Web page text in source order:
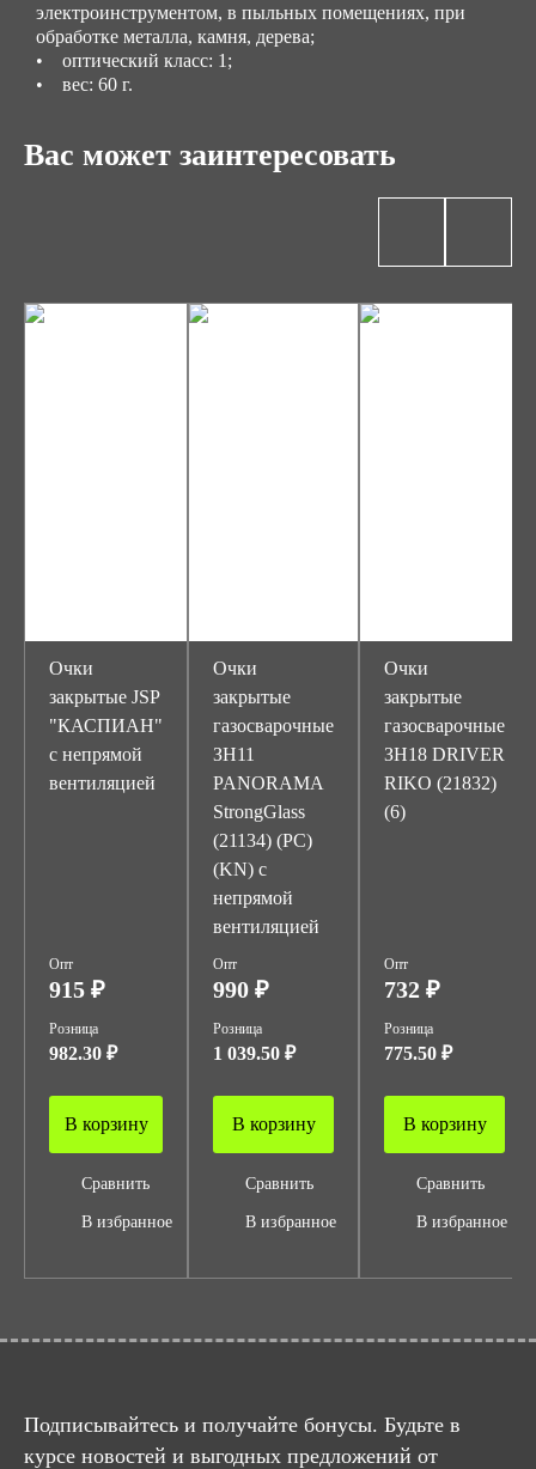
электроинструментом, в пыльных помещениях, при
обработке металла, камня, дерева;
• оптический класс: 1;
• вес: 60 г.
Вас может заинтересовать
Очки
закрытые JSP
"КАСПИАН"
с непрямой
вентиляцией
Опт
915 ₽
Розница
982.30 ₽
В корзину
Сравнить
В избранное
Очки
закрытые
газосварочные
ЗН11
PANORAMA
StrongGlass
(21134) (PC)
(KN) с
непрямой
вентиляцией
Опт
990 ₽
Розница
1 039.50 ₽
В корзину
Сравнить
В избранное
Очки
закрытые
газосварочные
ЗН18 DRIVER
RIKO (21832)
(6)
Опт
732 ₽
Розница
775.50 ₽
В корзину
Сравнить
В избранное
Подписывайтесь и получайте бонусы. Будьте в
курсе новостей и выгодных предложений от